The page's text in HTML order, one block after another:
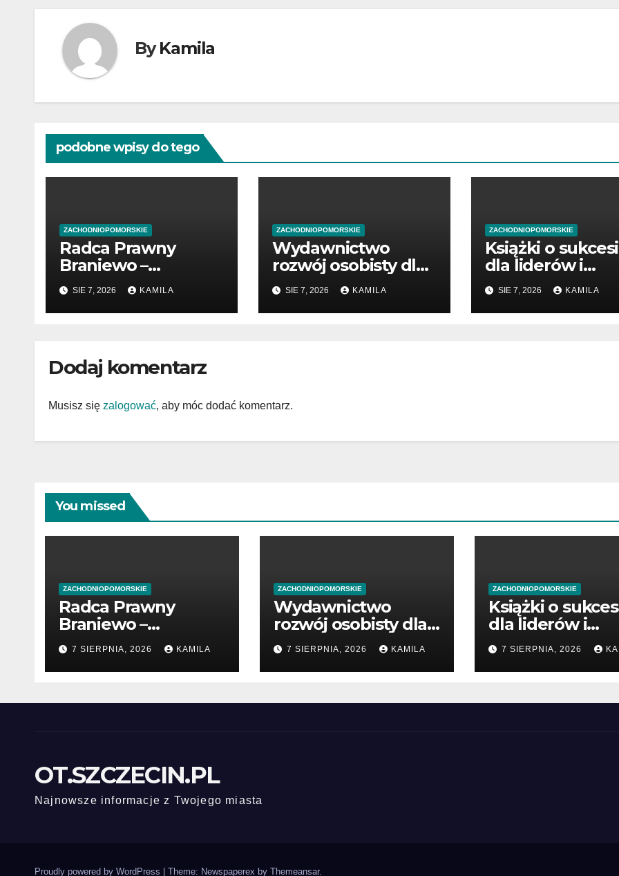
ByKamila
podobne wpisy do tego
ZACHODNIOPOMORSKIE
Radca Prawny
Braniewo –
profesjonalne
wsparcie w
sprawach prawnych
SIE 7, 2026 KAMILA
ZACHODNIOPOMORSKIE
Wydawnictwo
rozwój osobisty dla
początkujących
przedsiębiorców
SIE 7, 2026 KAMILA
ZACHODNIOPOMORSKIE
Książki o
dla liderów i
przedsiębiorców
SIE 7, 2026 KAMILA
Dodaj komentarz
Musisz się zalogować, aby móc dodać komentarz.
You missed
ZACHODNIOPOMORSKIE
Radca Prawny
Braniewo –
profesjonalne
wsparcie w
sprawach prawnych
7 SIERPNIA, 2026 KAMILA
ZACHODNIOPOMORSKIE
Wydawnictwo
rozwój osobisty dla
początkujących
przedsiębiorców
7 SIERPNIA, 2026 KAMILA
ZACHODNIOPOMORSKIE
Książki o
dla liderów i
7 SIERPNIA, 2026
OT.SZCZECIN.PL
Najnowsze informacje z Twojego miasta
Proudly powered by WordPress | Theme: Newspaperex by Themeansar.